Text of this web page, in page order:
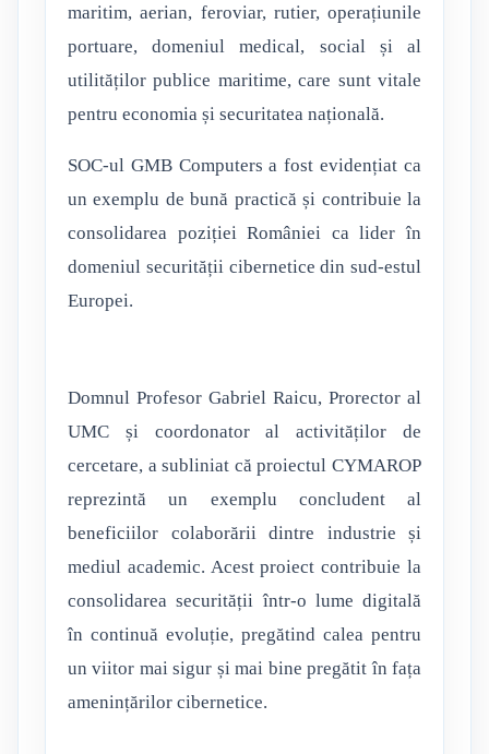
maritim, aerian, feroviar, rutier, operațiunile
portuare, domeniul medical, social și al
utilităților publice maritime, care sunt vitale
pentru economia și securitatea națională.
SOC-ul GMB Computers a fost evidențiat ca
un exemplu de bună practică și contribuie la
consolidarea poziției României ca lider în
domeniul securității cibernetice din sud-estul
Europei.
Domnul Profesor Gabriel Raicu, Prorector al
UMC și coordonator al activităților de
cercetare, a subliniat că proiectul CYMAROP
reprezintă un exemplu concludent al
beneficiilor colaborării dintre industrie și
mediul academic. Acest proiect contribuie la
consolidarea securității într-o lume digitală
în continuă evoluție, pregătind calea pentru
un viitor mai sigur și mai bine pregătit în fața
amenințărilor cibernetice.